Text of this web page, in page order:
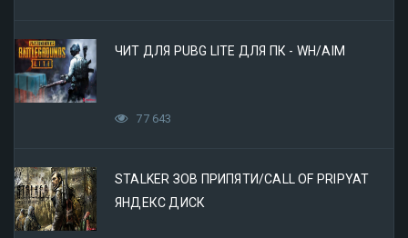
ЧИТ ДЛЯ PUBG LITE ДЛЯ ПК - WH/AIM
77 643
STALKER ЗОВ ПРИПЯТИ/CALL OF PRIPYAT
ЯНДЕКС ДИСК